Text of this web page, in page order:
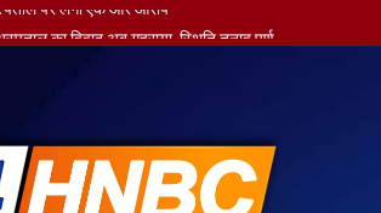
का विवाद अब गहराया, स्थिति तनाव पुर्ण
निगम ने डीबी की फैसला आते ही खाली कराया मिशन
पर लगा एक और आरोप